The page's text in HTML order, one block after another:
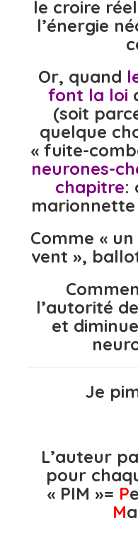
le croire
l’énergie
Or, quand
font la loi
(soit
quelque
« fuite-
neurones-
chapitre:
Comme «
vent »,
l’autorité
et
Je
L’auteur
pour
« PIM »= P
M